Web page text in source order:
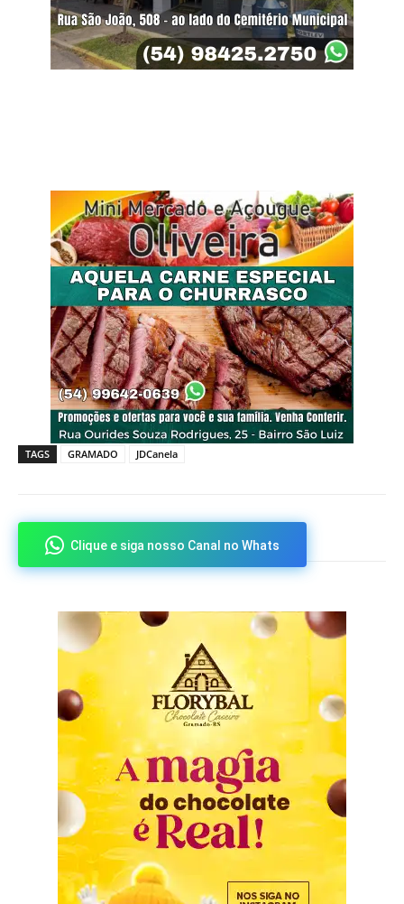
TAGS GRAMADO JDCanela
Clique e siga nosso Canal no Whats